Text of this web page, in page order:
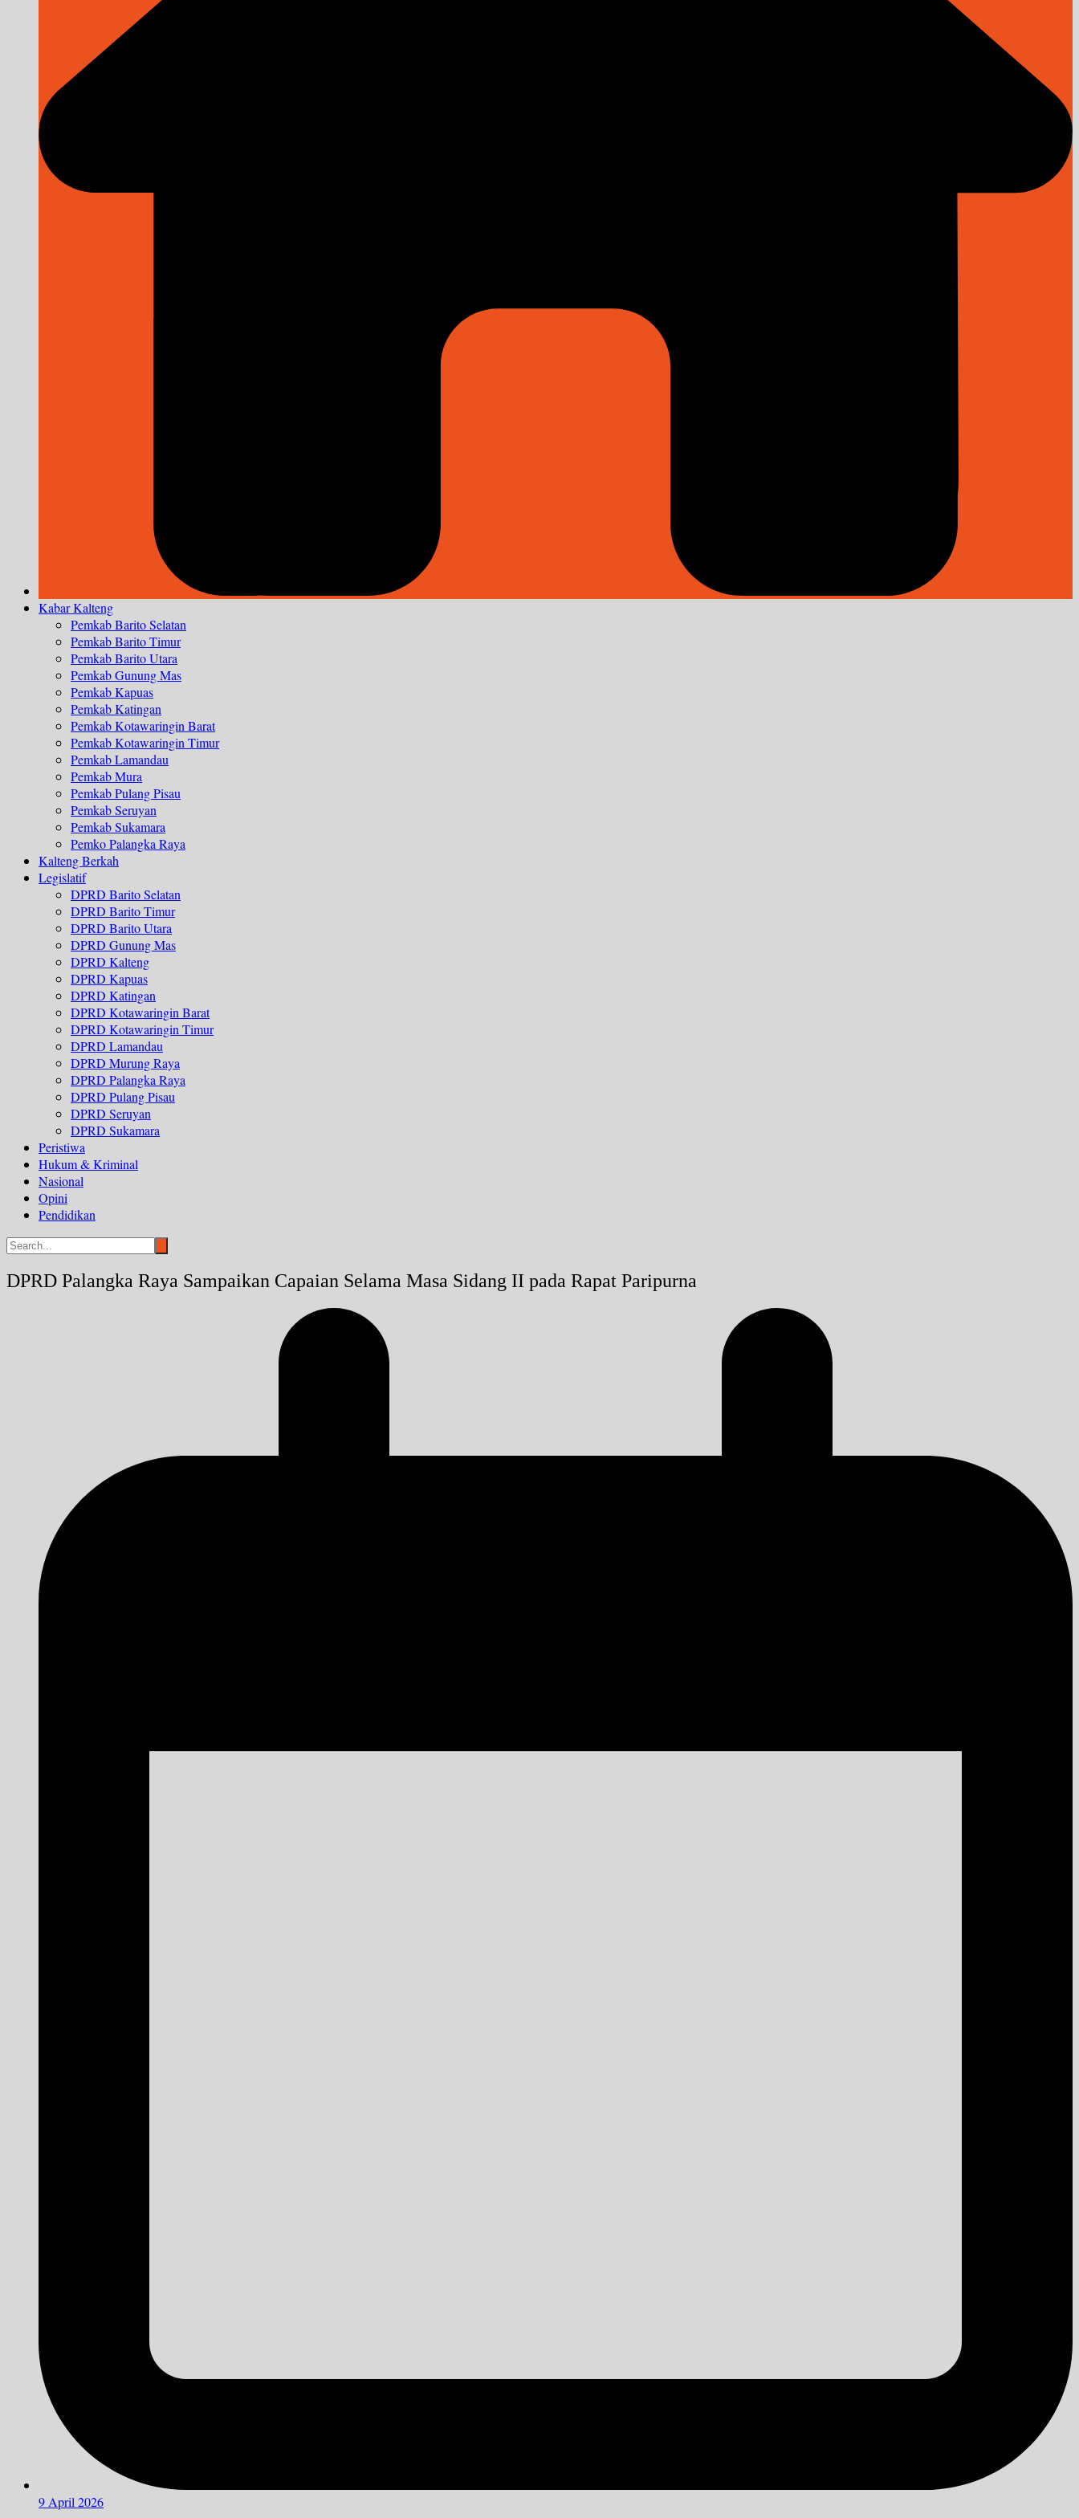
Kabar Kalteng
Pemkab Barito Selatan
Pemkab Barito Timur
Pemkab Barito Utara
Pemkab Gunung Mas
Pemkab Kapuas
Pemkab Katingan
Pemkab Kotawaringin Barat
Pemkab Kotawaringin Timur
Pemkab Lamandau
Pemkab Mura
Pemkab Pulang Pisau
Pemkab Seruyan
Pemkab Sukamara
Pemko Palangka Raya
Kalteng Berkah
Legislatif
DPRD Barito Selatan
DPRD Barito Timur
DPRD Barito Utara
DPRD Gunung Mas
DPRD Kalteng
DPRD Kapuas
DPRD Katingan
DPRD Kotawaringin Barat
DPRD Kotawaringin Timur
DPRD Lamandau
DPRD Murung Raya
DPRD Palangka Raya
DPRD Pulang Pisau
DPRD Seruyan
DPRD Sukamara
Peristiwa
Hukum & Kriminal
Nasional
Opini
Pendidikan
DPRD Palangka Raya Sampaikan Capaian Selama Masa Sidang II pada Rapat Paripurna
9 April 2026